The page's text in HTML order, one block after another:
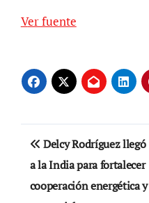
Ver fuente
Navegación
de
entradas
Delcy Rodríguez llegó
a la India para fortalecer
cooperación energética y